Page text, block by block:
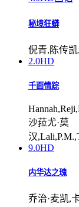
秘境狂蟒
倪青,陈传
2.0HD
千面情踪
沙菈尤·莫
汉
9.0HD
内华达之瑰
乔治·麦凯,